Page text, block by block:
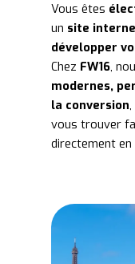
Vous êtes
un site
développer
Chez FW16,
modernes,
la conversion
vous trouver
directement en